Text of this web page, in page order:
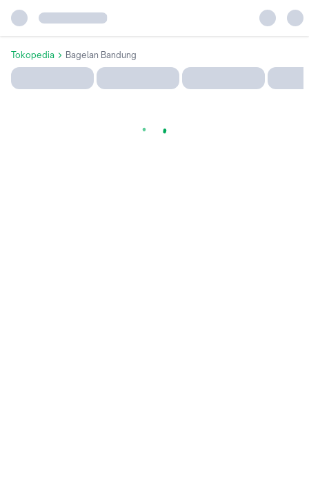
Tokopedia Bagelan Bandung